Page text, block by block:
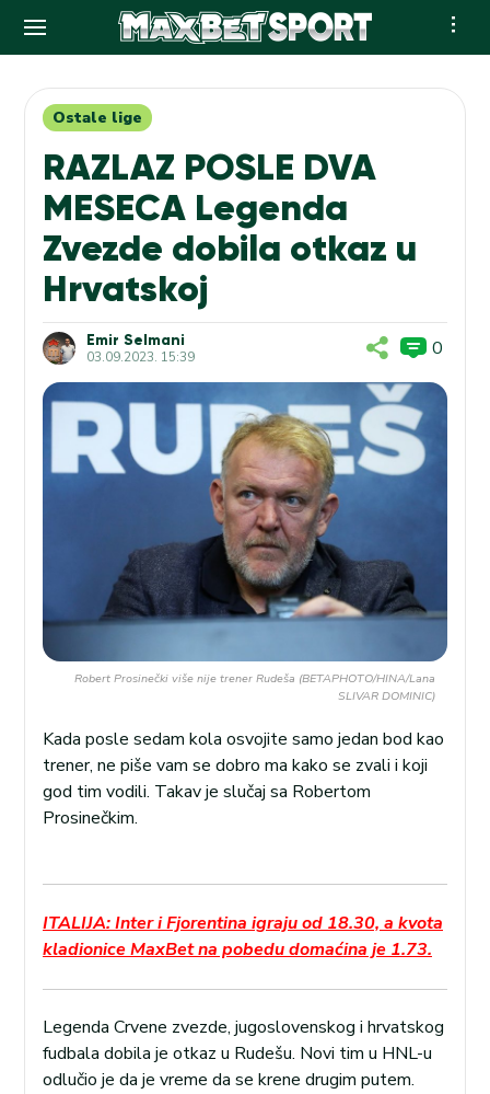
contentOstale lige
RAZLAZ POSLE DVA
MESECA Legenda
Zvezde dobila otkaz u
Hrvatskoj
Emir Selmani
03.09.2023. 15:39 0
Robert Prosinečki više nije trener Rudeša (BETAPHOTO/HINA/Lana
SLIVAR DOMINIC)
Kada posle sedam kola osvojite samo jedan bod kao
trener, ne piše vam se dobro ma kako se zvali i koji
god tim vodili. Takav je slučaj sa Robertom
Prosinečkim.
ITALIJA: Inter i Fjorentina igraju od 18.30, a kvota
kladionice MaxBet na pobedu domaćina je 1.73.
Legenda Crvene zvezde, jugoslovenskog i hrvatskog
fudbala dobila je otkaz u Rudešu. Novi tim u HNL-u
odlučio je da je vreme da se krene drugim putem.